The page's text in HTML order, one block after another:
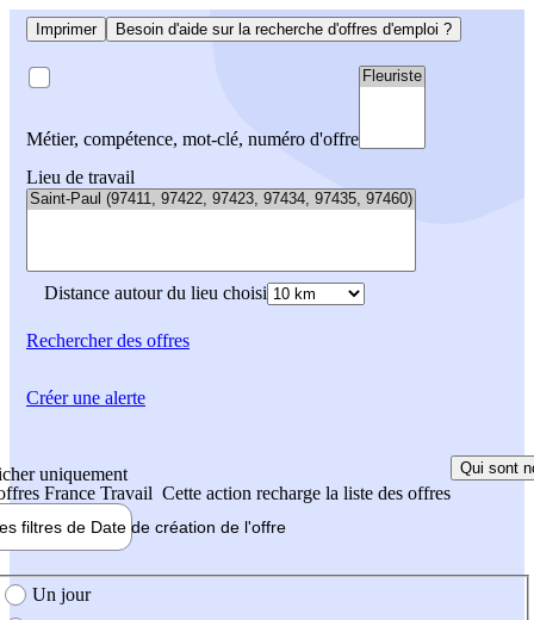
Imprimer Besoin d'aide sur la recherche d'offres d'emploi ?
Métier, compétence, mot-clé, numéro d'offre
Lieu de travail
Distance autour du lieu choisi
Rechercherdes offres
uniquement
France Travail Cette action recharge la liste des offres
Qui sont
filtres de Date de création de l'offre
création de l'offre
Un jour
Créer une alerte